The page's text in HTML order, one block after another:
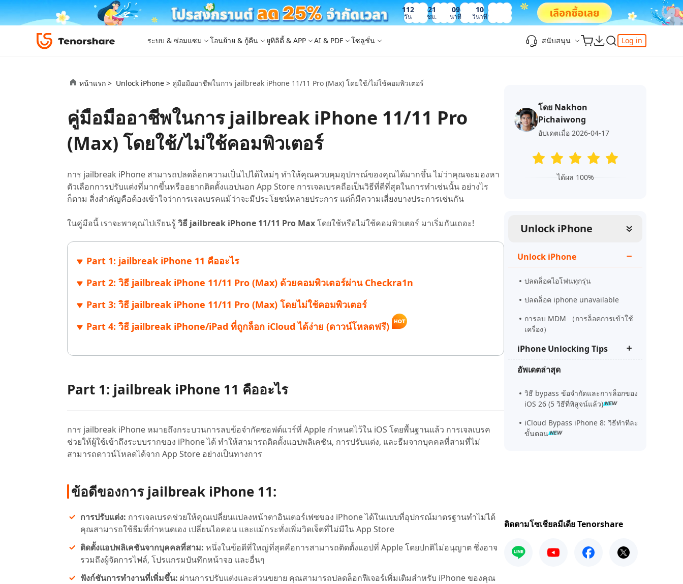
112
วัน
21
ชม.
09
นาที
11
วินาที
สนับสนุน
ติดต่อเรา
เกี่ยวกับเรา
อัพเดทการสมัครสมาชิก
ReiBoot
PDNob
New
iAnyGo
Log in
ระบบ & ซ่อมแซม
ReiBoot - ซ่อมแซมระบบ iOS 4DDiG Windows Boot Genius 4DDiG Photo Repair
ReiBoot - ซ่อมแซมระบบ Android
ซ่อมแซมระบบ Android ง่าย ๆ
4DDiG Partition Manager
เครื่องมือย้ายระบบที่ง่ายและปลอดภัย
4DDiG Video Repair
แก้ไข iOS 26 ค้าง
วิธีใช้ Apple Music Automix
เคล็ดลับเพิ่มเติม
โอนย้าย & กู้คืน
เครื่องมือโอนย้าย
ย้าย LINE ระหว่าง Android & iPhone สำรองและจัดการข้อมูล iOS อย่างง่ายดาย ย้าย Whatsapp ระหว่าง Android & iPhone
เครื่องมือกู้คืนข้อมูล
กู้คืนข้อมูล iPhone/iPad ที่สูญหาย กู้คืนข้อมูล Android โดยไม่ต้องรูท
UltData WhatsApp Recovery
กู้คืนการแชท WhatsApp บน Android/iPhone
4DDiG - Windows Data Recovery
กู้คืนไฟล์ที่ถูกลบใน Windows
4DDiG - Mac Data Recovery
ดูสินค้าทั้งหมด
ios 26 wallpaper
ios 26 vs ios 18
เปิดโหมดนักพัฒนาบน iOS 26
ยูทิลิตี้ & APP
Desktop
เปลี่ยนตำแหน่งโดยไม่ต้องเจลเบรก/รูท ปลดล็อค iPhone/iPad โดยไม่ต้องใช้รหัสผ่าน ปลดล็อค Android และ bypass FRP
4MeKey- iPhone Activation Unlock
ปลดล็อค iCloud activation lock
Tenorshare PixPretty
รีทัชภาพบุคคลมืออาชีพ
Mobile
iAnyGo- iOS APP
เปลี่ยนตำแหน่ง iPhone โดยไม่ใช้พีซี
iAnyGo - Fake GPS APP Android
New
iCareFone Transfer APP
ย้ายแชท Whatsapp Android/iPhone
UltData for Android APP Cleanup Pro APP
ล้างข้อมูล iPhone ด้วย AI ฟรี
เปลี่ยนภูมิภาค ios
iphone ถูกล็อคกับเจ้าของเครื่อง
เคล็ดลับเพิ่มเติม
AI & PDF
Desktop
แก้ไขและปรับปรุง PDF ด้วย AI บน Windows
PDNob - PDF Editor for Mac
แก้ไขและจัดการ PDF ด้วย AI บน macOS
จับภาพและแปลงภาพเป็นข้อความ
PDNob Image Translator
แปลภาพด้วย OCR
ลบไฟล์ซ้ำด้วย AI
Web
ใหม่
แปลงและรู้จำตัวอักษร (OCR) จาก PDF ได้ฟรีออน
PixPretty AI Photo Editor
สร้างสไลด์ได้ภายในไม่กี่วินาทีด้วย AI
มาแรง
แปลงเนื้อหา AI ให้เหมือนเขียนโดยมนุษย์
2.0.0
สรุปเอกสาร PDF ได้อย่างชาญฉลาดด้วย AI
จุดเด่น
เริ่มต้นเลย
โซลูชั่น
หมวดหมู่โซลูชัน
iPhone MDM Bypass
โปรแกรมปลดล็อก Android
FRP Bypass
Android Data Recovery
ซ่อมแซมระบบ Android
กู้คืนรูปภาพของ iPhone
ศูนย์กลางร้านค้า
วิดีโอแนะนำของ Tenorshare นำเสนอคำ
โดย Nakhon
Pichaiwong
อัปเดตเมื่อ 2026-04-17
ได้ผล 100%
Unlock iPhone
Unlock iPhone
ปลดล็อคไอโฟนทุกรุ่น
ปลดล็อค iphone unavailable
การลบ MDM （การล็อคการเข้าใช้
เครื่อง）
iPhone Unlocking Tips
รีเซ็ต iphone security lockout
ปลดล็อคไอแพด
iphone ไม่พร้อมแก้ยังไง
อัพเดตล่าสุด
วิธี bypass ข้อจำกัดและการล็อกของ
iOS 26 (5 วิธีที่พิสูจน์แล้ว)
iCloud Bypass iPhone 8: วิธีทำทีละ
ขั้นตอน
ติดตามโซเชียลมีเดีย Tenorshare
หน้าแรก > Unlock iPhone > คู่มือมืออาชีพในการ jailbreak iPhone 11/11 Pro (Max) โดยใช้/ไม่ใช้คอมพิวเตอร์
คู่มือมืออาชีพในการ jailbreak iPhone 11/11 Pro
(Max) โดยใช้/ไม่ใช้คอมพิวเตอร์
การ jailbreak iPhone สามารถปลดล็อกความเป็นไปได้ใหม่ๆ ทำให้คุณควบคุมอุปกรณ์ของคุณได้มากขึ้น ไม่ว่าคุณจะมองหา
ตัวเลือกการปรับแต่งที่มากขึ้นหรืออยากติดตั้งแอปนอก App Store การเจลเบรคถือเป็นวิธีที่ดีที่สุดในการทำเช่นนั้น อย่างไร
ก็ตาม สิ่งสำคัญคือต้องเข้าใจว่าการเจลเบรคแม้ว่าจะมีประโยชน์หลายประการ แต่ก็มีความเสี่ยงบางประการเช่นกัน
ในคู่มือนี้ เราจะพาคุณไปเรียนรู้วิธี jailbreak iPhone 11/11 Pro Maxโดยใช้หรือไม่ใช้คอมพิวเตอร์ มาเริ่มกันเถอะ!
Part 1: jailbreak iPhone 11 คืออะไร
Part 2: วิธี jailbreak iPhone 11/11 Pro (Max) ด้วยคอมพิวเตอร์ผ่าน Checkra1n
Part 3: วิธี jailbreak iPhone 11/11 Pro (Max) โดยไม่ใช้คอมพิวเตอร์
Part 4: วิธี jailbreak iPhone/iPad ที่ถูกล็อก iCloud ได้ง่าย (ดาวน์โหลดฟรี)
Part 1: jailbreak iPhone 11 คืออะไร
การ jailbreak iPhone หมายถึงกระบวนการลบข้อจำกัดซอฟต์แวร์ที่ Apple กำหนดไว้ใน iOS โดยพื้นฐานแล้ว การเจลเบรค
ช่วยให้ผู้ใช้เข้าถึงระบบรากของ iPhone ได้ ทำให้สามารถติดตั้งแอปพลิเคชัน, การปรับแต่ง, และธีมจากบุคคลที่สามที่ไม่
สามารถดาวน์โหลดได้จาก App Store อย่างเป็นทางการ
ข้อดีของการ jailbreak iPhone 11:
การปรับแต่ง: การเจลเบรคช่วยให้คุณเปลี่ยนแปลงหน้าตาอินเตอร์เฟซของ iPhone ได้ในแบบที่อุปกรณ์มาตรฐานทำไม่ได้
คุณสามารถใช้ธีมที่กำหนดเอง เปลี่ยนไอคอน และแม้กระทั่งเพิ่มวิดเจ็ตที่ไม่มีใน App Store
ติดตั้งแอปพลิเคชันจากบุคคลที่สาม: หนึ่งในข้อดีที่ใหญ่ที่สุดคือการสามารถติดตั้งแอปที่ Apple โดยปกติไม่อนุญาต ซึ่งอาจ
รวมถึงผู้จัดการไฟล์, โปรแกรมบันทึกหน้าจอ และอื่นๆ
ฟังก์ชันการทำงานที่เพิ่มขึ้น: ผ่านการปรับแต่งและส่วนขยาย คุณสามารถปลดล็อกฟีเจอร์เพิ่มเติมสำหรับ iPhone ของคุณ